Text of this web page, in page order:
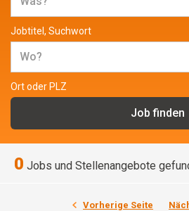
Jobtitel, Suchwort
Ort oder PLZ
0 Jobs und Stellenangebote
Vorherige Seite